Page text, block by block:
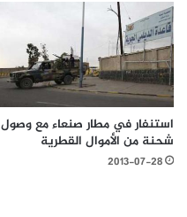
استنفار في مطار صنعاء مع وصول
شحنة من الأموال القطرية
2013-07-28